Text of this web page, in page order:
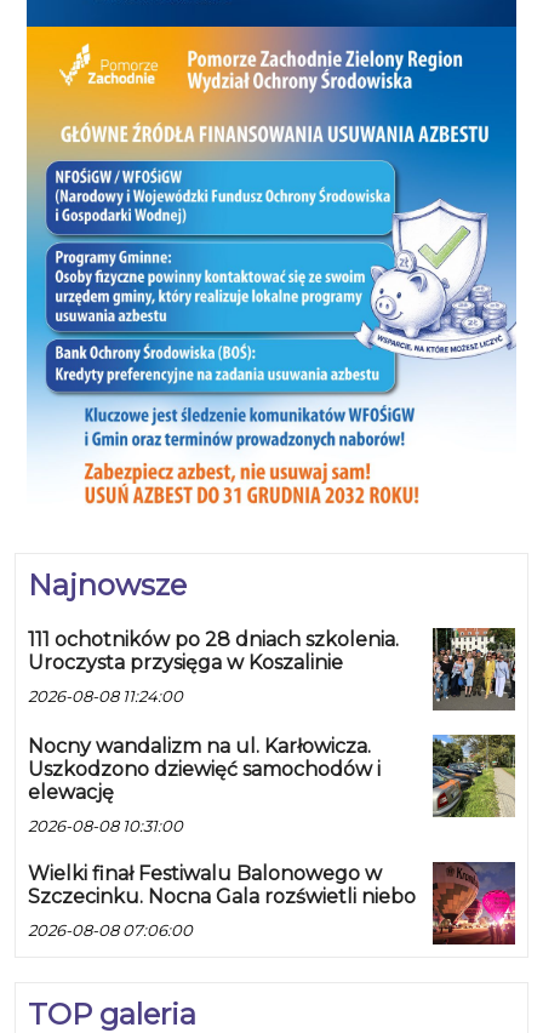
Najnowsze
111 ochotników po 28 dniach szkolenia.
Uroczysta przysięga w Koszalinie
2026-08-08 11:24:00
Nocny wandalizm na ul. Karłowicza.
Uszkodzono dziewięć samochodów i
elewację
2026-08-08 10:31:00
Wielki finał Festiwalu Balonowego w
Szczecinku. Nocna Gala rozświetli niebo
2026-08-08 07:06:00
TOP galeria